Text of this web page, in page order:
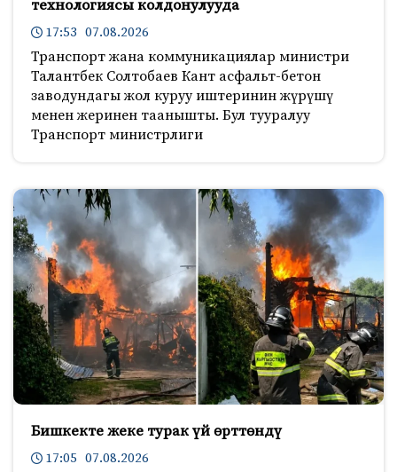
технологиясы колдонулууда
17:53 07.08.2026
Транспорт жана коммуникациялар министри
Талантбек Солтобаев Кант асфальт-бетон
заводундагы жол куруу иштеринин жүрүшү
менен жеринен таанышты. Бул тууралуу
Транспорт министрлиги
Бишкекте жеке турак үй өрттөндү
17:05 07.08.2026